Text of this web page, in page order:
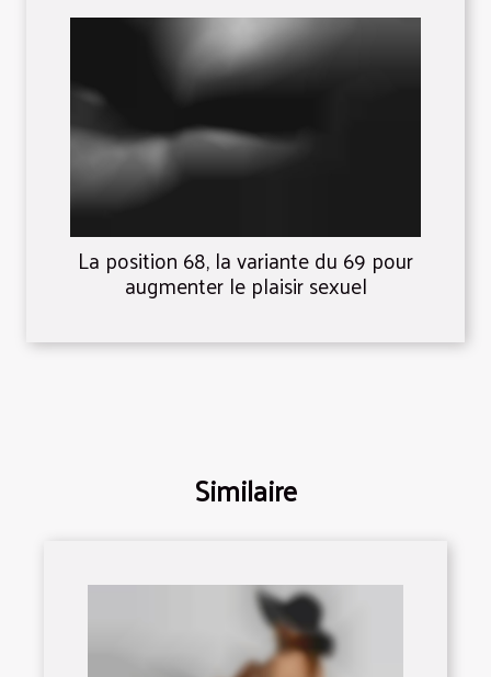
La position 68, la variante du 69 pour
augmenter le plaisir sexuel
Similaire